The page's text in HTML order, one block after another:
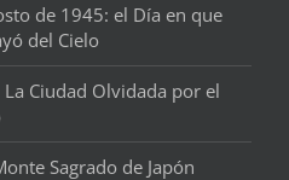
de 1945: el Día en que
del Cielo
La Ciudad Olvidada por el
Sagrado de Japón